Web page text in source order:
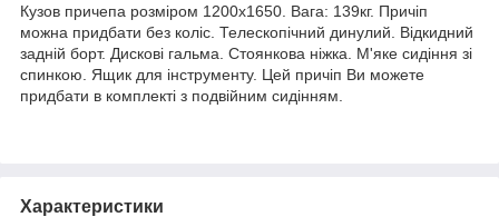
Кузов причепа розміром 1200х1650. Вага: 139кг. Причіп
можна придбати без коліс. Телескопічний динулий. Відкидний
задній борт. Дискові гальма. Стоянкова ніжка. М'яке сидіння зі
спинкою. Ящик для інструменту. Цей причіп Ви можете
придбати в комплекті з подвійним сидінням.
Характеристики